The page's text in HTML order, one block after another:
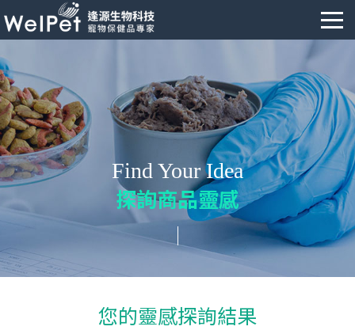
Find Your Idea
探詢商品靈感
您的靈感探詢結果